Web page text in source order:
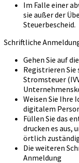
Im Falle einer
sie außer der
Steuerbescheid.
Schriftliche
Gehen Sie auf
Registrieren
Stromsteuer
Weisen Sie Ihre
digitalem
Füllen Sie das
drucken es aus,
örtlich
Die weiteren
Anmeldung